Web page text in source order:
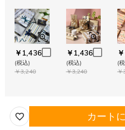
￥1,436
(税込)
￥3,240
￥1,436
(税込)
￥3,240
(
￥
カート